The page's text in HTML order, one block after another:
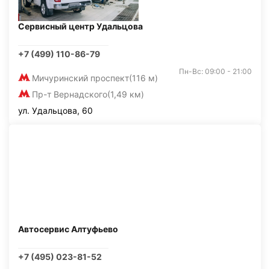
Сервисный центр Удальцова
+7 (499) 110-86-79
Мичуринский проспект(116 м)
Пр-т Вернадского(1,49 км)
Пн-Вс: 09:00 - 21:00
ул. Удальцова, 60
Автосервис Алтуфьево
+7 (495) 023-81-52